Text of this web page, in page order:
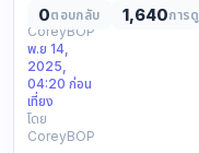
random
lin…
around
might
as
well
drop
this
here
เริ่มโดย
CoreyBOP
พ.ย 14,
2025,
04:20 ก่อน
เที่ยง
โดย
CoreyBOP
0ตอบกลับ 1,640การดู